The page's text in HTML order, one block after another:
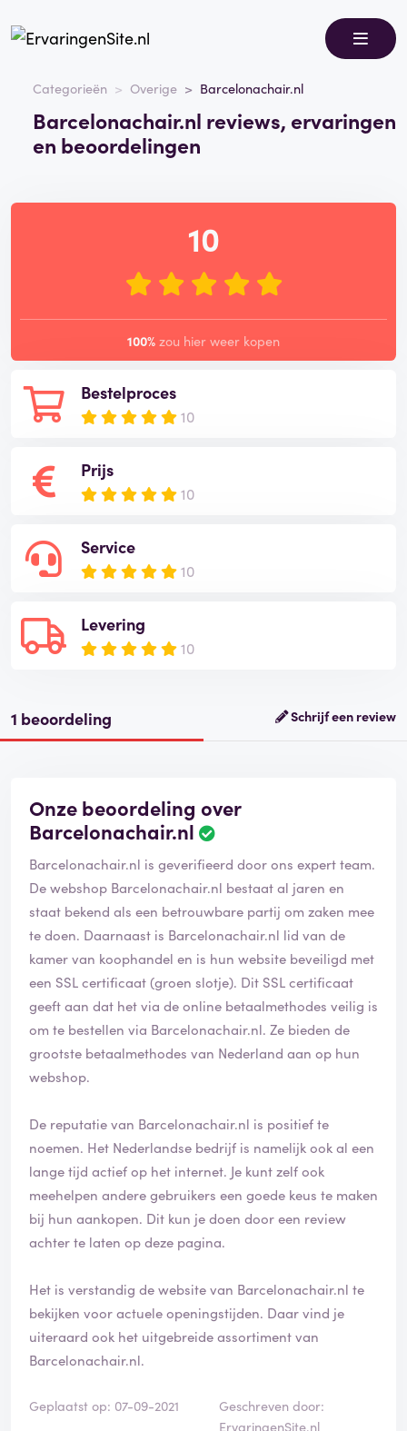
Categorieën Overige Barcelonachair.nl
Barcelonachair.nl reviews, ervaringen
en beoordelingen
Bestelproces
10
Prijs
10
Service
10
Levering
10
10
100% zou hier weer kopen
1 beoordeling Schrijf een review
Onze beoordeling over
Barcelonachair.nl
Barcelonachair.nl is geverifieerd door ons expert team.
De webshop Barcelonachair.nl bestaat al jaren en
staat bekend als een betrouwbare partij om zaken mee
te doen. Daarnaast is Barcelonachair.nl lid van de
kamer van koophandel en is hun website beveiligd met
een SSL certificaat (groen slotje). Dit SSL certificaat
geeft aan dat het via de online betaalmethodes veilig is
om te bestellen via Barcelonachair.nl. Ze bieden de
grootste betaalmethodes van Nederland aan op hun
webshop.
De reputatie van Barcelonachair.nl is positief te
noemen. Het Nederlandse bedrijf is namelijk ook al een
lange tijd actief op het internet. Je kunt zelf ook
meehelpen andere gebruikers een goede keus te maken
bij hun aankopen. Dit kun je doen door een review
achter te laten op deze pagina.
Het is verstandig de website van Barcelonachair.nl te
bekijken voor actuele openingstijden. Daar vind je
uiteraard ook het uitgebreide assortiment van
Barcelonachair.nl.
Geplaatst op: 07-09-2021
Geschreven door:
ErvaringenSite.nl